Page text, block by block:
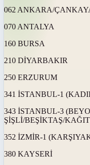
062 ANKARA/
070 ANTALYA
160 BURSA
210 DİYARBAKIR
250 ERZURUM
341 İSTANBUL-1
343 İSTANBUL-3
ŞİŞLİ/BEŞİKTAŞ/
352 İZMİR-1
380 KAYSERİ